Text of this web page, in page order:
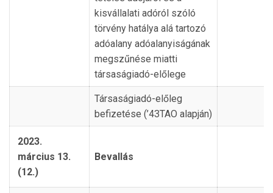
kisvállalati adóról szóló
törvény hatálya alá tartozó
adóalany adóalanyiságának
megszűnése miatti
társaságiadó-előlege
Társaságiadó-előleg
befizetése (’43TAO alapján)
2023.
március 13.
(12.)
Bevallás